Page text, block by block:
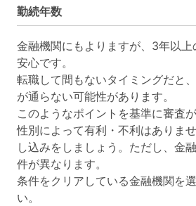
勤続年数
金融機関にもよりますが、3年以上
安心です。
転職して間もないタイミングだと
が通らない可能性があります。
このようなポイントを基準に審査が
性別によって有利・不利はありま
し込みをしましょう。ただし、金
件が異なります。
条件をクリアしている金融機関を
い。